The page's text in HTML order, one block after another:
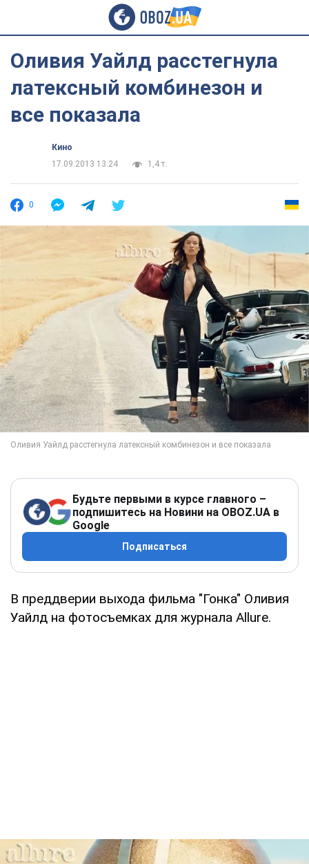
Оливия Уайлд расстегнула
латексный комбинезон и
все показала
Кино
17.09.2013 13:24
1,4 т.
0
Будьте первыми в курсе главного –
подпишитесь на Новини на OBOZ.UA в
Google
Подписаться
В преддверии выхода фильма "Гонка" Оливия
Уайлд на фотосъемках для журнала Allure.